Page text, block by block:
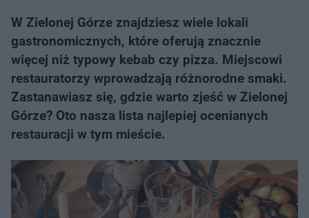
W Zielonej Górze znajdziesz wiele lokali
gastronomicznych, które oferują znacznie
więcej niż typowy kebab czy pizza. Miejscowi
restauratorzy wprowadzają różnorodne smaki.
Zastanawiasz się, gdzie warto zjeść w Zielonej
Górze? Oto nasza lista najlepiej ocenianych
restauracji w tym mieście.